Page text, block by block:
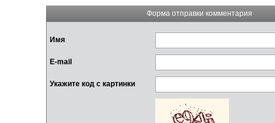
Форма отправки комментария
Имя
E-mail
Укажите код с картинки